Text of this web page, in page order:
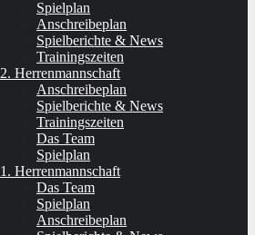
Spielplan
Anschreibeplan
Spielberichte & News
Trainingszeiten
2. Herrenmannschaft
Anschreibeplan
Spielberichte & News
Trainingszeiten
Das Team
Spielplan
1. Herrenmannschaft
Das Team
Spielplan
Anschreibeplan